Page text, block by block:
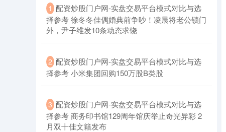
1 ​配资炒股门户网-实盘交易平台模式对比与选
择参考 徐冬冬佳偶婚典前争吵！凌晨将老公锁门
外，尹子维发10条动态求饶
2 ​配资炒股门户网-实盘交易平台模式对比与选
择参考 小米集团回购150万股B类股
3 ​配资炒股门户网-实盘交易平台模式对比与选
择参考 商务印书馆129周年馆庆举止奇光异彩 2
月双十佳文籍发布